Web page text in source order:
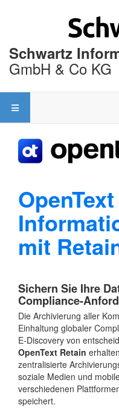
Schwartz
GmbH & Co KG
OpenText
mit
Sichern Sie Ihre
Compliance-
Die Archivierung aller
Einhaltung globaler
E-Discovery von
OpenText Retain
zentralisierte
soziale Medien und
verschiedenen
speichert.